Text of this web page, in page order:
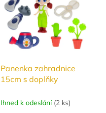
Panenka zahradnice
15cm s doplňky
Ihned k odeslání (2 ks)